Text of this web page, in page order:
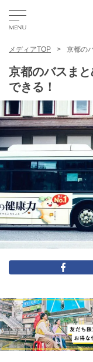
TOP
エリア
カテゴリー
日本語
USD
DEEPLOGとは
プライバシーポリシ
お問い合わせ
メディアTOP 京都の
京都のバスま
できる！